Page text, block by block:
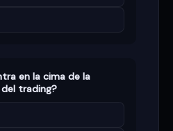
en la cima de la
trading?